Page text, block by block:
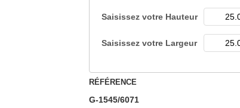
Saisissez votre Hauteur
Saisissez votre Largeur
RÉFÉRENCE
G-1545/6071